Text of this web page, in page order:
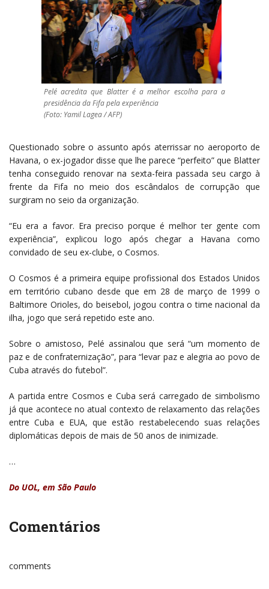
Pelé acredita que Blatter é a melhor escolha para a
presidência da Fifa pela experiência
(Foto: Yamil Lagea / AFP)
Questionado sobre o assunto após aterrissar no aeroporto de
Havana, o ex-jogador disse que lhe parece “perfeito” que Blatter
tenha conseguido renovar na sexta-feira passada seu cargo à
frente da Fifa no meio dos escândalos de corrupção que
surgiram no seio da organização.
“Eu era a favor. Era preciso porque é melhor ter gente com
experiência”, explicou logo após chegar a Havana como
convidado de seu ex-clube, o Cosmos.
O Cosmos é a primeira equipe profissional dos Estados Unidos
em território cubano desde que em 28 de março de 1999 o
Baltimore Orioles, do beisebol, jogou contra o time nacional da
ilha, jogo que será repetido este ano.
Sobre o amistoso, Pelé assinalou que será “um momento de
paz e de confraternização”, para “levar paz e alegria ao povo de
Cuba através do futebol”.
A partida entre Cosmos e Cuba será carregado de simbolismo
já que acontece no atual contexto de relaxamento das relações
entre Cuba e EUA, que estão restabelecendo suas relações
diplomáticas depois de mais de 50 anos de inimizade.
…
Do UOL, em São Paulo
Comentários
comments